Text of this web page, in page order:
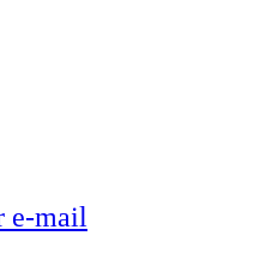
e-mail